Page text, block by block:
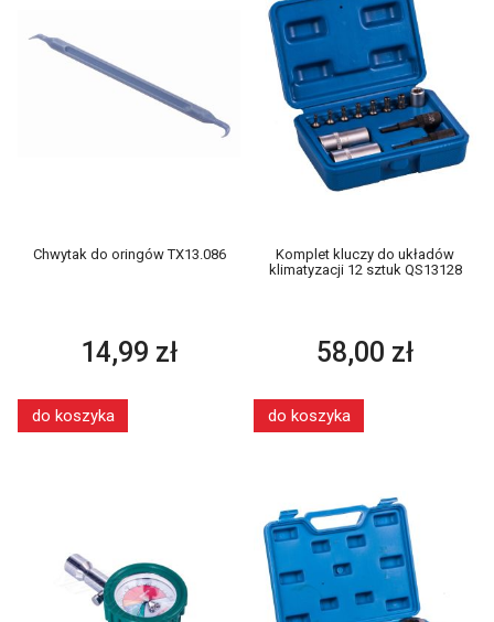
Chwytak do oringów TX13.086
14,99 zł
do koszyka
Komplet kluczy do układów
klimatyzacji 12 sztuk QS13128
58,00 zł
do koszyka